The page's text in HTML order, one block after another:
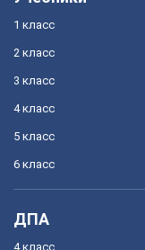
1 класс
2 класс
3 класс
4 класс
5 класс
6 класс
ДПА
4 класс